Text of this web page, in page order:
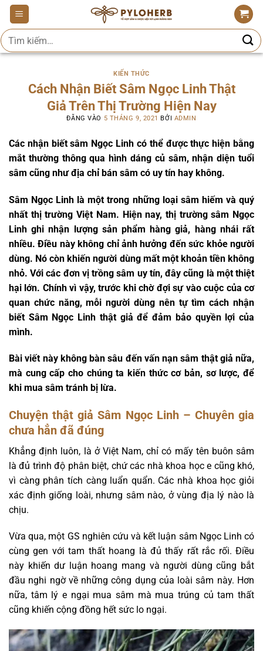
Bỏ
qua
nội
dung
Tìm
kiếm:
KIẾN THỨC
Cách Nhận Biết Sâm Ngọc Linh Thật
Giả Trên Thị Trường Hiện Nay
ĐĂNG VÀO 5 THÁNG 9, 2021 BỞI ADMIN
Các nhận biết sâm Ngọc Linh có thể được thực hiện bằng
mắt thường thông qua hình dáng củ sâm, nhận diện tuổi
sâm cũng như địa chỉ bán sâm có uy tín hay không.
Sâm Ngọc Linh là một trong những loại sâm hiếm và quý
nhất thị trường Việt Nam. Hiện nay, thị trường sâm Ngọc
Linh ghi nhận lượng sản phẩm hàng giả, hàng nhái rất
nhiều. Điều này không chỉ ảnh hưởng đến sức khỏe người
dùng. Nó còn khiến người dùng mất một khoản tiền không
nhỏ. Với các đơn vị trồng sâm uy tín, đây cũng là một thiệt
hại lớn. Chính vì vậy, trước khi chờ đợi sự vào cuộc của cơ
quan chức năng, mỗi người dùng nên tự tìm cách nhận
biết Sâm Ngọc Linh thật giả để đảm bảo quyền lợi của
mình.
Bài viết này không bàn sâu đến vấn nạn sâm thật giả nữa,
mà cung cấp cho chúng ta kiến thức cơ bản, sơ lược, để
khi mua sâm tránh bị lừa.
Chuyện thật giả Sâm Ngọc Linh – Chuyên gia
chưa hẳn đã đúng
Khẳng định luôn, là ở Việt Nam, chỉ có mấy tên buôn sâm
là đủ trình độ phân biệt, chứ các nhà khoa học e cũng khó,
vì càng phân tích càng luẩn quẩn. Các nhà khoa học giỏi
xác định giống loài, nhưng sâm nào, ở vùng địa lý nào là
chịu.
Vừa qua, một GS nghiên cứu và kết luận sâm Ngọc Linh có
cùng gen với tam thất hoang là đủ thấy rất rắc rối. Điều
này khiến dư luận hoang mang và người dùng cũng bắt
đầu nghi ngờ về những công dụng của loài sâm này. Hơn
nữa, tâm lý e ngại mua sâm mà mua trúng củ tam thất
cũng khiến cộng đồng hết sức lo ngại.